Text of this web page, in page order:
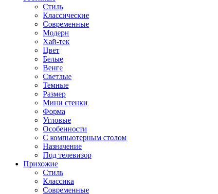
Стиль
Классические
Современные
Модерн
Хай-тек
Цвет
Белые
Венге
Светлые
Темные
Размер
Мини стенки
Форма
Угловые
Особенности
С компьютерным столом
Назначение
Под телевизор
Прихожие
Стиль
Классика
Современные